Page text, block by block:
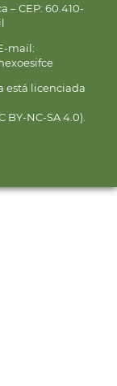
– CEP: 60.410-
mail:
está licenciada
NC-SA 4.0).